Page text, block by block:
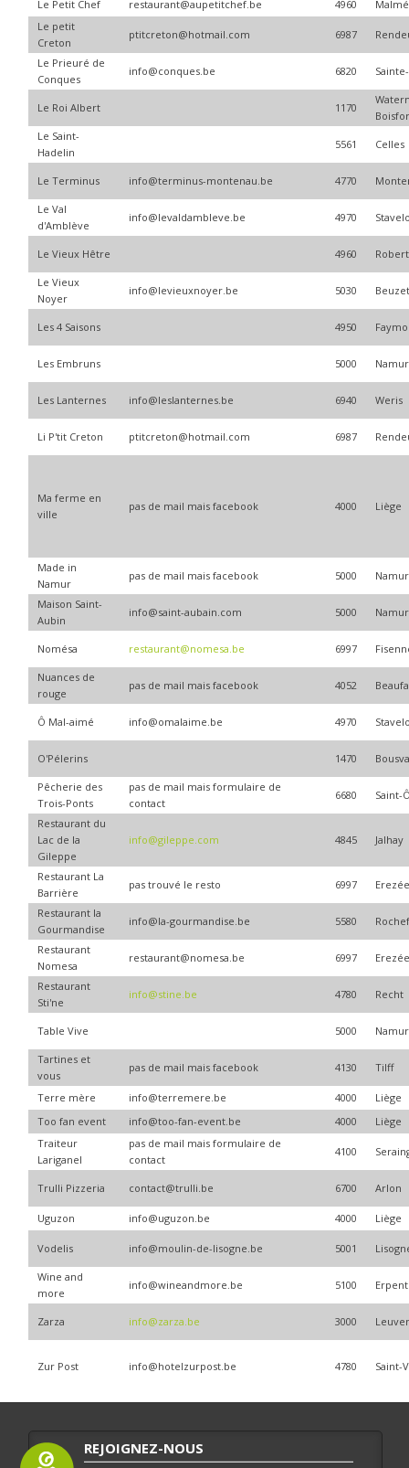
Le Petit Chef restaurant@aupetitchef.be 4960
Le petit
Creton
ptitcreton@hotmail.com 6987
Le Prieuré de
Conques
info@conques.be 6820
Le Roi Albert 1170
Le Saint-
Hadelin
5561 Celles
Le Terminus info@terminus-montenau.be 4770
Le Val
d'Amblève
info@levaldambleve.be 4970
Le Vieux Hêtre 4960
Le Vieux
Noyer
info@levieuxnoyer.be 5030
Les 4 Saisons 4950
Les Embruns 5000 Namur
Les Lanternes info@leslanternes.be 6940 Weris
Li P'tit Creton ptitcreton@hotmail.com 6987
Ma ferme en
ville
pas de mail mais facebook 4000 Liège
Made in
Namur
pas de mail mais facebook 5000 Namur
Maison Saint-
Aubin
info@saint-aubain.com 5000 Namur
Nomésa restaurant@nomesa.be 6997
Nuances de
rouge
pas de mail mais facebook 4052
Ô Mal-aimé info@omalaime.be 4970
O'Pélerins 1470
Pêcherie des
Trois-Ponts
pas de mail mais formulaire de
contact
6680 Saint-
Restaurant du
Lac de la
Gileppe
info@gileppe.com 4845 Jalhay
Restaurant La
Barrière
pas trouvé le resto 6997
Restaurant la
Gourmandise
info@la-gourmandise.be 5580
Restaurant
Nomesa
restaurant@nomesa.be 6997
Restaurant
Sti'ne
info@stine.be 4780 Recht
Table Vive 5000 Namur
Tartines et
vous
pas de mail mais facebook 4130 Tilff
Terre mère info@terremere.be 4000
Liège
Too fan event
info@too-fan-event.be 4000
Liège
Traiteur
Lariganel
pas de mail mais formulaire de
contact
4100
Trulli Pizzeria contact@trulli.be 6700 Arlon
Uguzon info@uguzon.be 4000 Liège
Vodelis info@moulin-de-lisogne.be 5001
Wine and
more
info@wineandmore.be 5100 Erpent
Zarza info@zarza.be 3000
Zur Post info@hotelzurpost.be 4780 Saint-
REJOIGNEZ-NOUS